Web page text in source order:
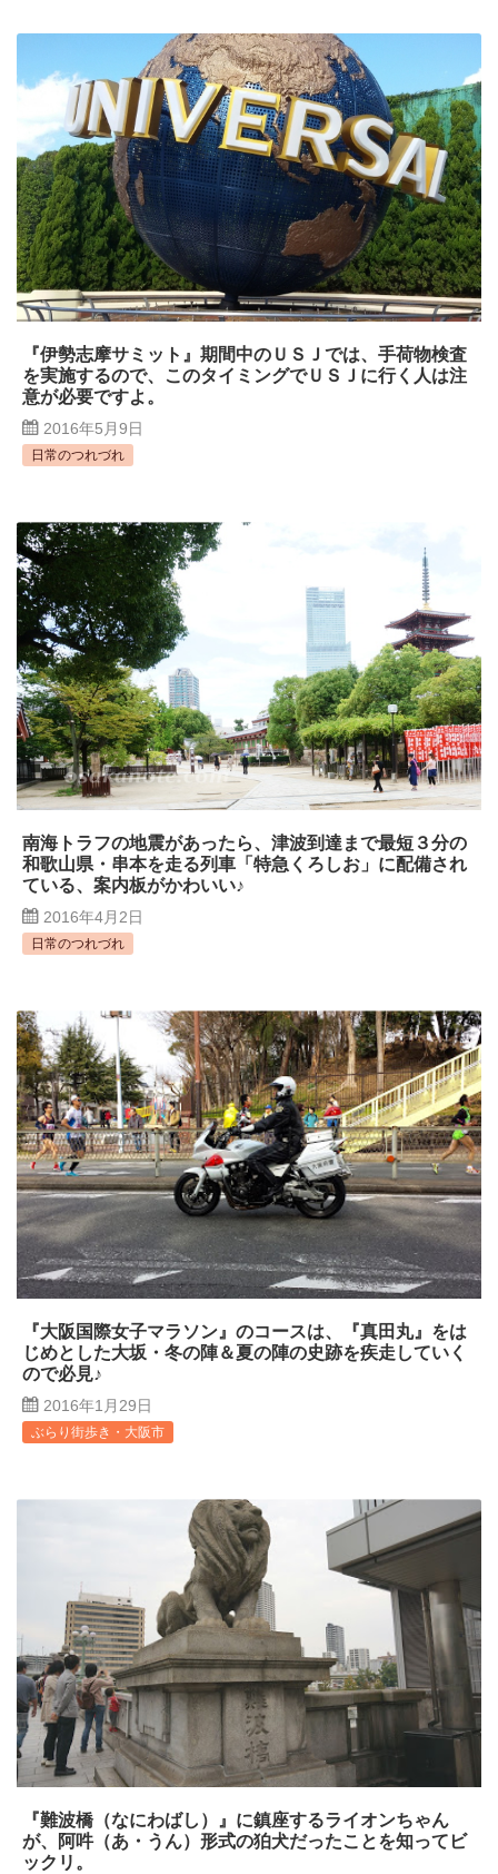
『伊勢志摩サミット』期間中のＵＳＪでは、手荷物検査
を実施するので、このタイミングでＵＳＪに行く人は注
意が必要ですよ。
2016年5月9日
日常のつれづれ
南海トラフの地震があったら、津波到達まで最短３分の
和歌山県・串本を走る列車「特急くろしお」に配備され
ている、案内板がかわいい♪
2016年4月2日
日常のつれづれ
『大阪国際女子マラソン』のコースは、『真田丸』をは
じめとした大坂・冬の陣＆夏の陣の史跡を疾走していく
ので必見♪
2016年1月29日
ぶらり街歩き・大阪市
『難波橋（なにわばし）』に鎮座するライオンちゃん
が、阿吽（あ・うん）形式の狛犬だったことを知ってビ
ックリ。